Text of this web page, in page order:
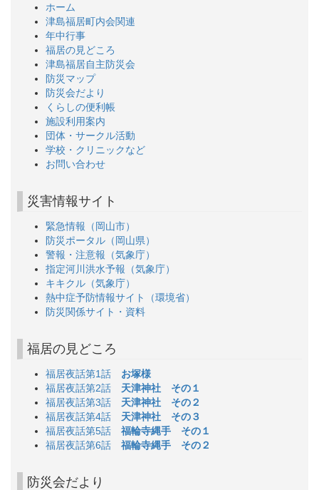
ホーム
津島福居町内会関連
年中行事
福居の見どころ
津島福居自主防災会
防災マップ
防災会だより
くらしの便利帳
施設利用案内
団体・サークル活動
学校・クリニックなど
お問い合わせ
災害情報サイト
緊急情報（岡山市）
防災ポータル（岡山県）
警報・注意報（気象庁）
指定河川洪水予報（気象庁）
キキクル（気象庁）
熱中症予防情報サイト（環境省）
防災関係サイト・資料
福居の見どころ
福居夜話第1話 お塚様
福居夜話第2話 天津神社 その１
福居夜話第3話 天津神社 その２
福居夜話第4話 天津神社 その３
福居夜話第5話福輪寺縄手 その１
福居夜話第6話福輪寺縄手 その２
防災会だより